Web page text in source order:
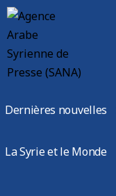
Dernières nouvelles
La Syrie et le Monde